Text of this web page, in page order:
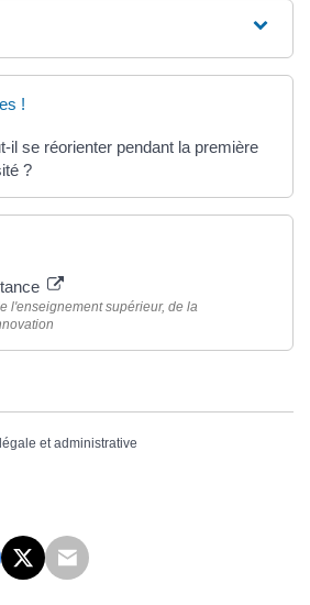
!
il se réorienter pendant la première
?
l'enseignement supérieur, de la
et administrative